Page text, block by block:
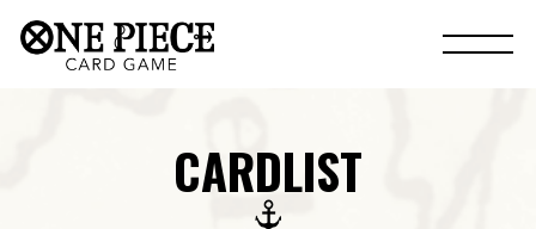
CARDLIST